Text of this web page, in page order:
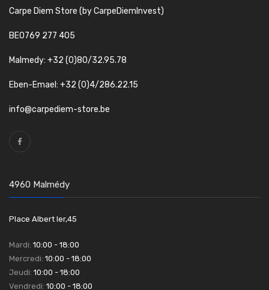
Carpe Diem Store (by CarpeDiemInvest)
BE0769 277 405
Malmedy: +32 (0)80/32.95.78
Eben-Emael: +32 (0)4/286.22.15
info@carpediem-store.be
4960 Malmédy
Place Albert Ier,45
Mardi: 10:00 - 18:00
Mercredi: 10:00 - 18:00
Jeudi: 10:00 - 18:00
Vendredi: 10:00 - 18:00